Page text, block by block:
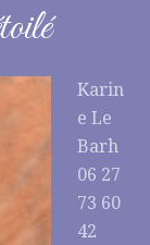
Karin
e Le
Barh
06 27
73 60
42